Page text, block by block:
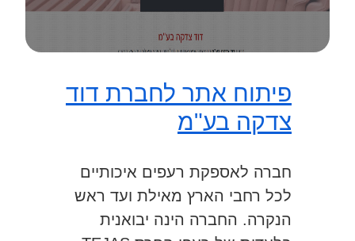
פיתוח אתר לחברת דוד
צדקה בע"מ
חברה לאספקת רעפים איכותיים
לכל רחבי הארץ מאילת ועד ראש
הנקרה. החברה הינה יבואנית